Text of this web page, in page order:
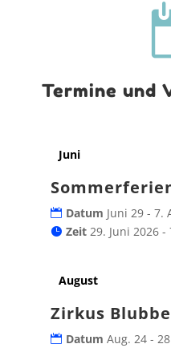
Termine und
Juni
Datum Juni 29 - 7.
Zeit 29. Juni 2026
August
Zirkus
Datum Aug. 24 -